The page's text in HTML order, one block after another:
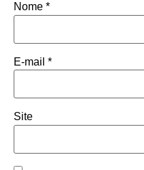
Nome *
E-mail *
Site